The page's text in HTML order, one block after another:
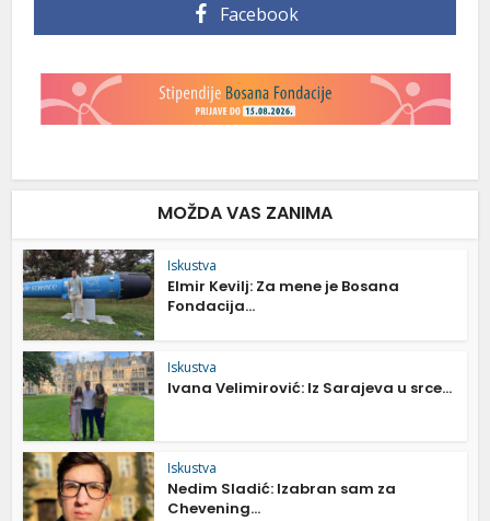
Facebook
MOŽDA VAS ZANIMA
Iskustva
Elmir Kevilj: Za mene je Bosana
Fondacija...
Iskustva
Ivana Velimirović: Iz Sarajeva u srce...
Iskustva
Nedim Sladić: Izabran sam za
Chevening...